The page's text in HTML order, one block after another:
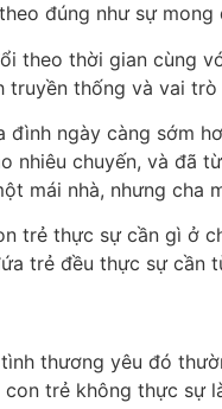
đúng như sự
thời gian cùng
thống và vai
ngày càng sớm
chuyến, và đã
mái nhà, nhưng cha
thực sự cần gì ở
trẻ đều thực sự cần
thương yêu đó
trẻ không thực